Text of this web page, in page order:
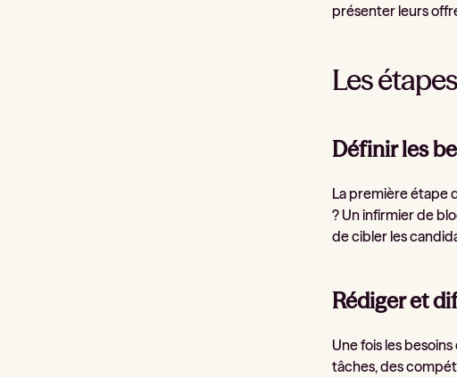
présenter leurs
Les
Définir les
La première étape
? Un infirmier de
de cibler les
Rédiger et
Une fois les
tâches, des